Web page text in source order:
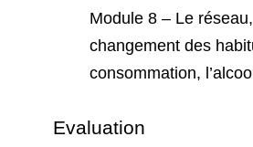
Module 8 – Le
changement des
consommation,
Evaluation